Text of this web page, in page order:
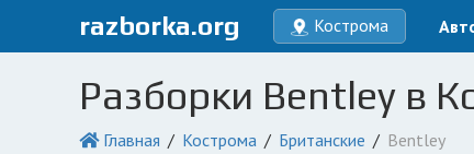
razborka.org Кострома
Разборки Bentley в
Главная Кострома Британские
Bentley